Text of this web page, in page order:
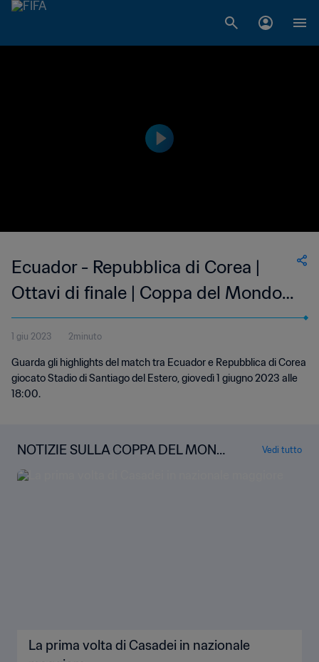
Ecuador - Repubblica di Corea |
Ottavi di finale | Coppa del Mondo
FIFA U-20 Argentina 2023 |
Highlights
1 giu 2023 2minuto
Guarda gli highlights del match tra Ecuador e Repubblica di Corea
giocato Stadio di Santiago del Estero, giovedì 1 giugno 2023 alle
18:00.
NOTIZIE SULLA COPPA DEL MOND
O FIFA U-20
Vedi tutto
La prima volta di Casadei in nazionale